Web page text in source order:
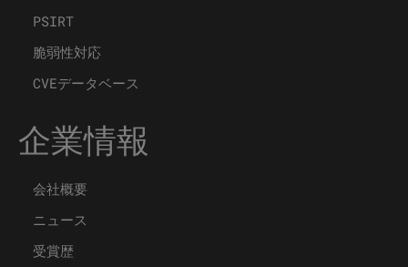
PSIRT
脆弱性対応
CVEデータベース
企業情報
会社概要
ニュース
受賞歴